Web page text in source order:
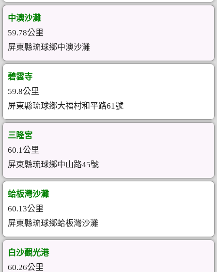
中澳沙灘
59.78公里
屏東縣琉球鄉中澳沙灘
碧雲寺
59.8公里
屏東縣琉球鄉大福村和平路61號
三隆宮
60.1公里
屏東縣琉球鄉中山路45號
蛤板灣沙灘
60.13公里
屏東縣琉球鄉蛤板灣沙灘
白沙觀光港
60.26公里